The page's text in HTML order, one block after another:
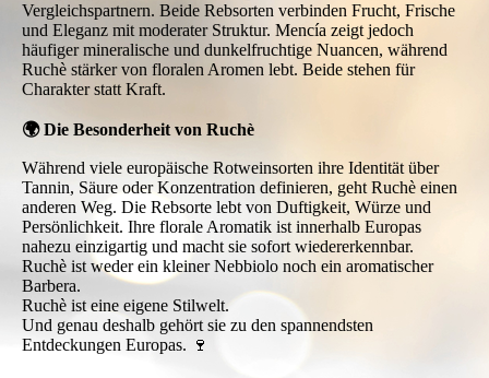
Vergleichspartnern. Beide Rebsorten verbinden Frucht, Frische
und Eleganz mit moderater Struktur. Mencía zeigt jedoch
häufiger mineralische und dunkelfruchtige Nuancen, während
Ruchè stärker von floralen Aromen lebt. Beide stehen für
Charakter statt Kraft.
🌍 Die Besonderheit von Ruchè
Während viele europäische Rotweinsorten ihre Identität über
Tannin, Säure oder Konzentration definieren, geht Ruchè einen
anderen Weg. Die Rebsorte lebt von Duftigkeit, Würze und
Persönlichkeit. Ihre florale Aromatik ist innerhalb Europas
nahezu einzigartig und macht sie sofort wiedererkennbar.
Ruchè ist weder ein kleiner Nebbiolo noch ein aromatischer
Barbera.
Ruchè ist eine eigene Stilwelt.
Und genau deshalb gehört sie zu den spannendsten
Entdeckungen Europas. 🍷